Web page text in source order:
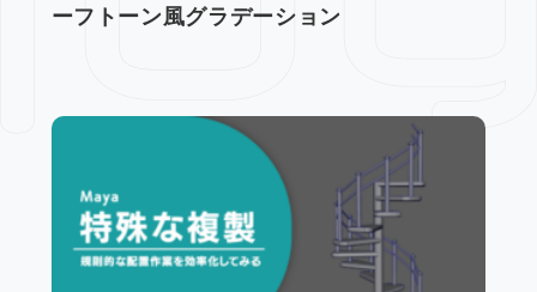
ーフトーン風グラデーション